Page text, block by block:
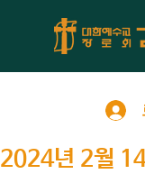
2024년 2월